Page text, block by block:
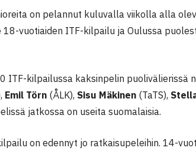
on pelannut kuluvalla viikolla alla
vuotiaiden ITF-kilpailu ja Oulussa
ITF-kilpailussa kaksinpelin puolivälierissä
Emil Törn (ÅLK), Sisu Mäkinen (TaTS),
jatkossa on useita suomalaisia.
on edennyt jo ratkaisupeleihin. 14-